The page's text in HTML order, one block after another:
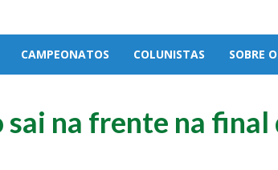
CAMPEONATOS COLUNISTAS SOBRE
sai na frente na